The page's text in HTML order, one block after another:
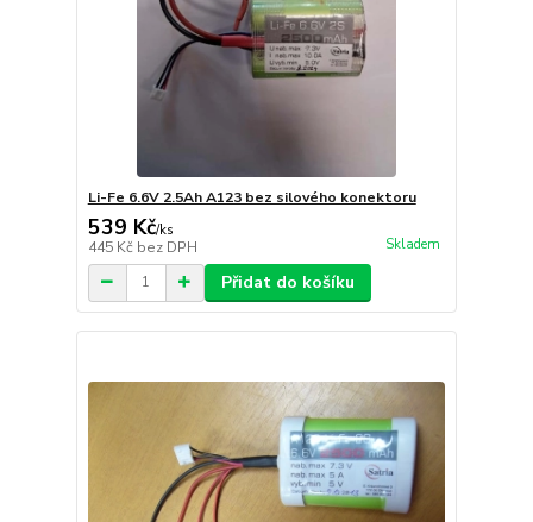
Li-Fe 6.6V 2.5Ah A123 bez silového konektoru
539 Kč/ks
445 Kč bez DPH Skladem
Přidat do košíku